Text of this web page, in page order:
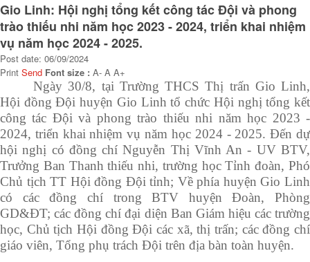
Gio Linh: Hội nghị tổng kết công tác Đội và phong
trào thiếu nhi năm học 2023 - 2024, triển khai nhiệm
vụ năm học 2024 - 2025.
Post date: 06/09/2024
Print Send Font size : A- A A+
Ngày 30/8, tại Trường THCS Thị trấn Gio Linh,
Hội đồng Đội huyện Gio Linh tổ chức Hội nghị tổng kết
công tác Đội và phong trào thiếu nhi năm học 2023 -
2024, triển khai nhiệm vụ năm học 2024- 2025. Đến dự
hội nghị có đồng chí Nguyễn Thị Vĩnh An - UV BTV,
Trưởng Ban Thanh thiếu nhi, trường học Tỉnh đoàn, Phó
Chủ tịch TT Hội đồng Đội tỉnh; Về phía huyện Gio Linh
có các đồng chí trong BTV huyện Đoàn, Phòng
GD&ĐT; các đồng chí đại diện Ban Giám hiệu các trường
học, Chủ tịch Hội đồng Đội các xã, thị trấn; các đồng chí
giáo viên, Tổng phụ trách Đội trên địa bàn toàn huyện.